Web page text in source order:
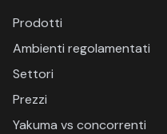
Prodotti
Ambienti regolamentati
Settori
Prezzi
Yakuma vs concorrenti